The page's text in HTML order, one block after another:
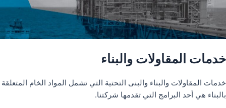
خدمات المقاولات والبناء
خدمات المقاولات والبناء والبنى التحتية التي تشمل المواد الخام المتعلقة
بالبناء هي أحد البرامج التي تقدمها شركتنا.